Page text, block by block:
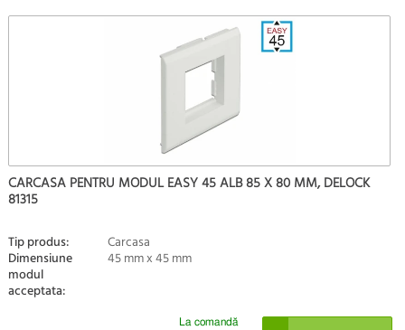
CARCASA PENTRU MODUL EASY 45 ALB 85 X 80 MM, DELOCK
81315
Tip produs: Carcasa
Dimensiune
modul
acceptata:
45 mm x 45 mm
La comandă